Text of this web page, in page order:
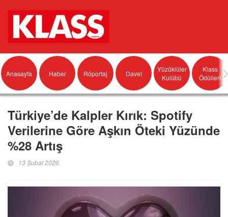
Anasayfa Haber Röportaj Davet
Yüzüklüler
Kulübü
Klass
Ödülleri
Türkiye’de Kalpler Kırık: Spotify
Verilerine Göre Aşkın Öteki Yüzünde
%28 Artış
13 Şubat 2026